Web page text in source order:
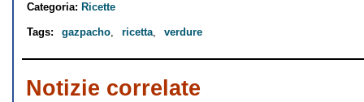
Categoria: Ricette
Tags: gazpacho, ricetta, verdure
Notizie correlate